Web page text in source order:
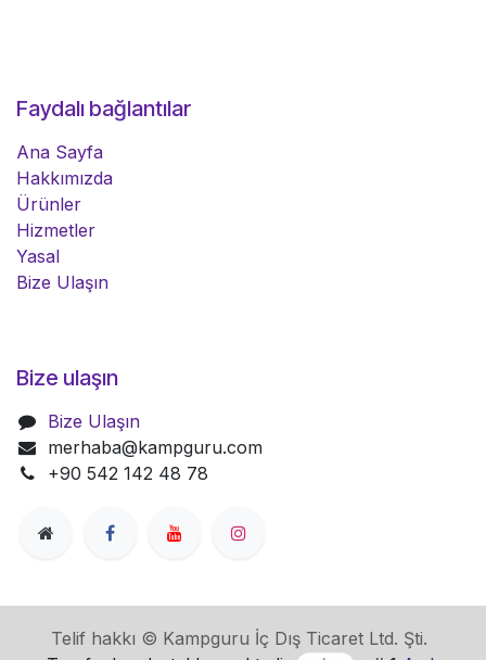
Faydalı bağlantılar
Ana Sayfa
Hakkımızda
Ürünler
Hizmetler
Yasal
Bize Ulaşın
Bize ulaşın
Bize Ulaşın
merhaba@kampguru.com
+90 542 142 48 78
Telif hakkı © Kampguru İç Dış Ticaret Ltd. Şti.